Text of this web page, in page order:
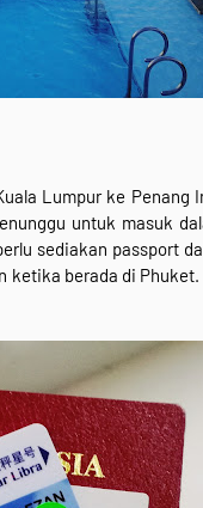
Lumpur ke Penang
untuk masuk
sediakan passport
ketika berada di